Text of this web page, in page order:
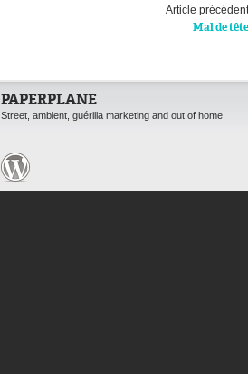
Article précédent
Mal de tête
PAPERPLANE
Street, ambient, guérilla marketing and out of home